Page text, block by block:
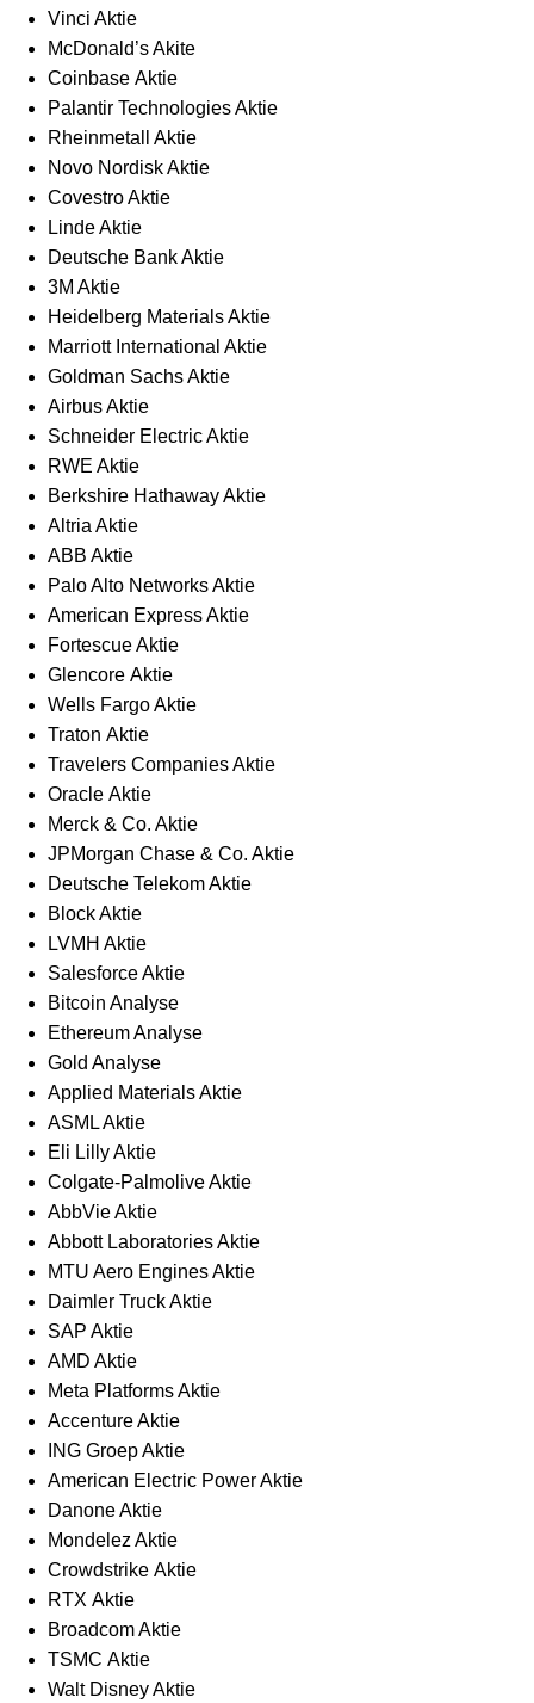
Vinci Aktie
McDonald’s Akite
Coinbase Aktie
Palantir Technologies Aktie
Rheinmetall Aktie
Novo Nordisk Aktie
Covestro Aktie
Linde Aktie
Deutsche Bank Aktie
3M Aktie
Heidelberg Materials Aktie
Marriott International Aktie
Goldman Sachs Aktie
Airbus Aktie
Schneider Electric Aktie
RWE Aktie
Berkshire Hathaway Aktie
Altria Aktie
ABB Aktie
Palo Alto Networks Aktie
American Express Aktie
Fortescue Aktie
Glencore Aktie
Wells Fargo Aktie
Traton Aktie
Travelers Companies Aktie
Oracle Aktie
Merck & Co. Aktie
JPMorgan Chase & Co. Aktie
Deutsche Telekom Aktie
Block Aktie
LVMH Aktie
Salesforce Aktie
Bitcoin Analyse
Ethereum Analyse
Gold Analyse
Applied Materials Aktie
ASML Aktie
Eli Lilly Aktie
Colgate-Palmolive Aktie
AbbVie Aktie
Abbott Laboratories Aktie
MTU Aero Engines Aktie
Daimler Truck Aktie
SAP Aktie
AMD Aktie
Meta Platforms Aktie
Accenture Aktie
ING Groep Aktie
American Electric Power Aktie
Danone Aktie
Mondelez Aktie
Crowdstrike Aktie
RTX Aktie
Broadcom Aktie
TSMC Aktie
Walt Disney Aktie